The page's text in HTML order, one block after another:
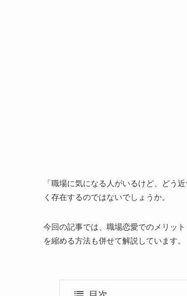
「職場に気になる人がいるけど、どう
く存在するのではないでしょうか。
今回の記事では、職場恋愛でのメリッ
を縮める方法も併せて解説しています。